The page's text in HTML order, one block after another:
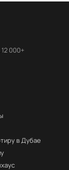
000+
в Дубае